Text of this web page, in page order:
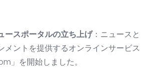
ースポータルの立ち上げ：ニュースと
メントを提供するオンラインサービス
」を開始しました。